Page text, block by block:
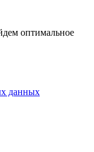
оптимальное
данных